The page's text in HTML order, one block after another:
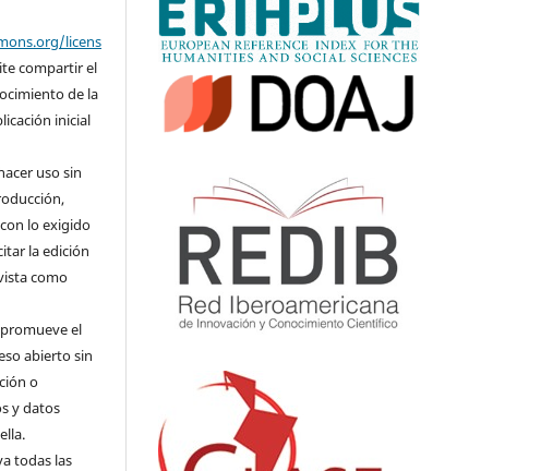
licens
compartir el
de la
inicial
uso sin
lo exigido
la edición
como
el
abierto sin
o
y datos
todas las